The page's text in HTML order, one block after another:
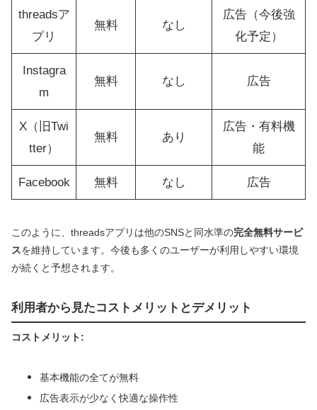
threadsア
プリ
無料 なし
広告（今後強
化予定）
Instagra
m
無料 なし 広告
X（旧Twi
tter）
無料 あり
広告・有料機
能
Facebook 無料 なし 広告
このように、threadsアプリは他のSNSと同水準の完全無料サービ
スを維持しています。今後も多くのユーザーが利用しやすい環境
が続くと予想されます。
利用者から見たコストメリットとデメリット
コストメリット:
基本機能の全てが無料
広告表示が少なく快適な操作性